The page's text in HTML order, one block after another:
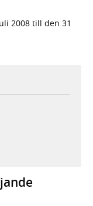
2008 till den 31
webbplats,
webbplats,